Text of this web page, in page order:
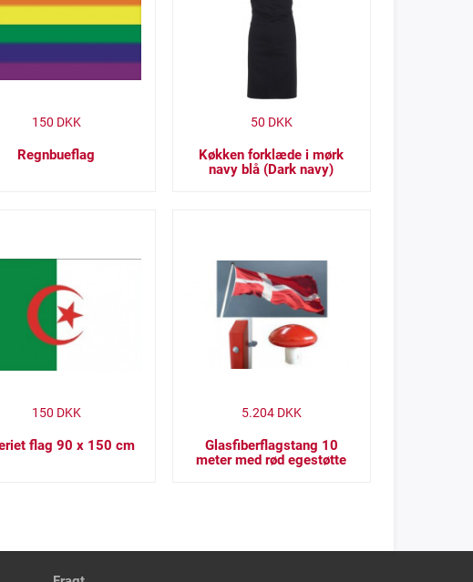
Regnbueflag
150 DKK
Køkken forklæde i mørk
navy blå (Dark navy)
50 DKK
flag 90 x 150 cm
150 DKK
Glasfiberflagstang 10
meter med rød egestøtte
5.204DKK